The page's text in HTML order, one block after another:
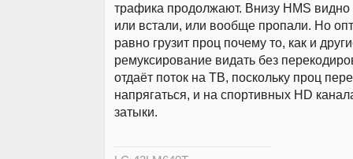
трафика продолжают. Внизу HMS видно
или встали, или вообще пропали. Но
равно грузит проц почему то, как и
ремуксирование видать без
отдаёт поток на ТВ, поскольку проц
напрягаться, и на спортивных HD
затыки.